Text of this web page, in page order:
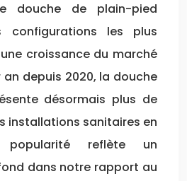
douche de plain-pied
configurations les plus
croissance du marché
depuis 2020, la douche
désormais plus de
installations sanitaires en
popularité reflète un
dans notre rapport au